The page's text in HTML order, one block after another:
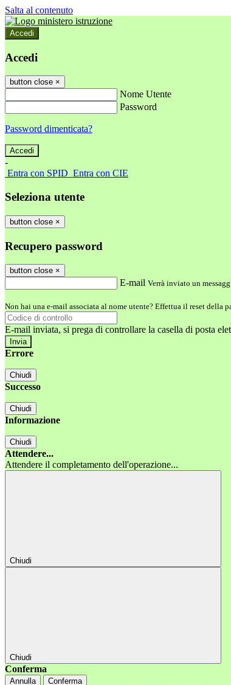
Salta al contenuto
Accedi
Accedi
button close ×
Nome Utente
Password
Password dimenticata?
-
Entra con SPID Entra con CIE
Seleziona utente
button close ×
Recupero password
button close ×
E-mail Verrà inviato un
Non hai una e-mail associata al nome utente? Effettua il reset della
E-mail inviata, si prega di controllare la casella di posta
Errore
Chiudi
Successo
Chiudi
Informazione
Chiudi
Attendere...
Attendere il completamento dell'operazione...
Chiudi
Chiudi
Conferma
Annulla Conferma